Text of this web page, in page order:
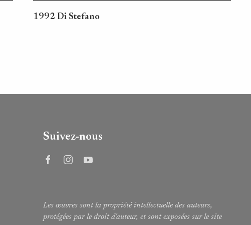
1992 Di Stefano
Suivez-nous
Les œuvres sont la propriété intellectuelle des auteurs,
protégées par le droit d'auteur, et sont exposées sur le site